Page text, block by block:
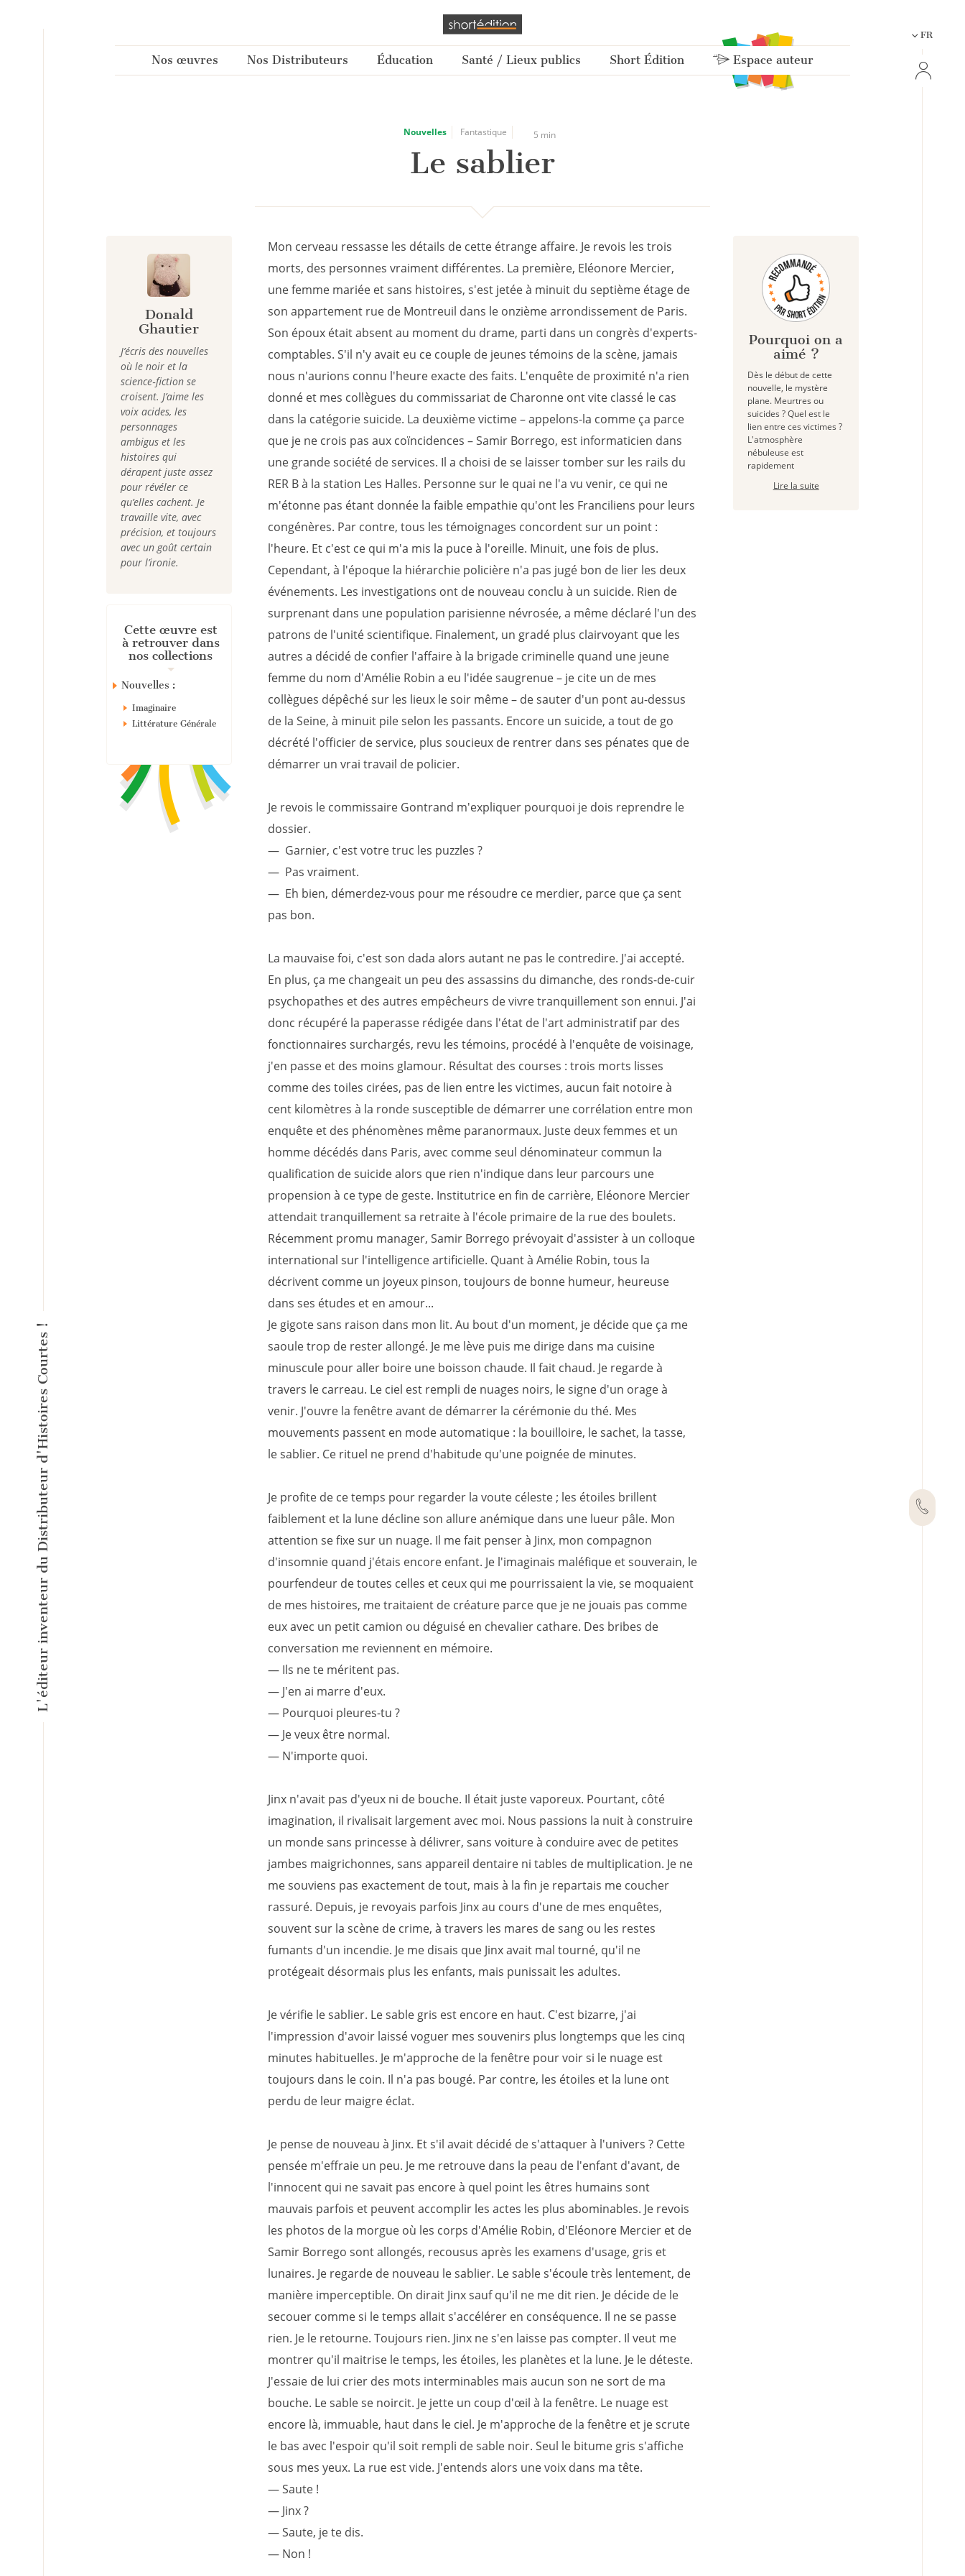
L'éditeur inventeur du Distributeur d'Histoires Courtes !
Nos œuvres Nos Distributeurs Éducation Santé / Lieux publics Short Édition Espace auteur
FR
Nouvelles Fantastique 5 min
Le sablier
Donald
Ghautier
J’écris des nouvelles
où le noir et la
science‑fiction se
croisent. J’aime les
voix acides, les
personnages
ambigus et les
histoires qui
dérapent juste assez
pour révéler ce
qu’elles cachent. Je
travaille vite, avec
précision, et toujours
avec un goût certain
pour l’ironie.
Cette œuvre est
à retrouver dans
nos collections
Nouvelles :
Imaginaire
Littérature Générale
Mon cerveau ressasse les détails de cette étrange affaire. Je revois les trois
morts, des personnes vraiment différentes. La première, Eléonore Mercier,
une femme mariée et sans histoires, s'est jetée à minuit du septième étage de
son appartement rue de Montreuil dans le onzième arrondissement de Paris.
Son époux était absent au moment du drame, parti dans un congrès d'experts-
comptables. S'il n'y avait eu ce couple de jeunes témoins de la scène, jamais
nous n'aurions connu l'heure exacte des faits. L'enquête de proximité n'a rien
donné et mes collègues du commissariat de Charonne ont vite classé le cas
dans la catégorie suicide. La deuxième victime – appelons-la comme ça parce
que je ne crois pas aux coïncidences – Samir Borrego, est informaticien dans
une grande société de services. Il a choisi de se laisser tomber sur les rails du
RER B à la station Les Halles. Personne sur le quai ne l'a vu venir, ce qui ne
m'étonne pas étant donnée la faible empathie qu'ont les Franciliens pour leurs
congénères. Par contre, tous les témoignages concordent sur un point :
l'heure. Et c'est ce qui m'a mis la puce à l'oreille. Minuit, une fois de plus.
Cependant, à l'époque la hiérarchie policière n'a pas jugé bon de lier les deux
événements. Les investigations ont de nouveau conclu à un suicide. Rien de
surprenant dans une population parisienne névrosée, a même déclaré l'un des
patrons de l'unité scientifique. Finalement, un gradé plus clairvoyant que les
autres a décidé de confier l'affaire à la brigade criminelle quand une jeune
femme du nom d'Amélie Robin a eu l'idée saugrenue – je cite un de mes
collègues dépêché sur les lieux le soir même – de sauter d'un pont au-dessus
de la Seine, à minuit pile selon les passants. Encore un suicide, a tout de go
décrété l'officier de service, plus soucieux de rentrer dans ses pénates que de
démarrer un vrai travail de policier.
Je revois le commissaire Gontrand m'expliquer pourquoi je dois reprendre le
dossier.
— Garnier, c'est votre truc les puzzles ?
— Pas vraiment.
— Eh bien, démerdez-vous pour me résoudre ce merdier, parce que ça sent
pas bon.
La mauvaise foi, c'est son dada alors autant ne pas le contredire. J'ai accepté.
En plus, ça me changeait un peu des assassins du dimanche, des ronds-de-cuir
psychopathes et des autres empêcheurs de vivre tranquillement son ennui. J'ai
donc récupéré la paperasse rédigée dans l'état de l'art administratif par des
fonctionnaires surchargés, revu les témoins, procédé à l'enquête de voisinage,
j'en passe et des moins glamour. Résultat des courses : trois morts lisses
comme des toiles cirées, pas de lien entre les victimes, aucun fait notoire à
cent kilomètres à la ronde susceptible de démarrer une corrélation entre mon
enquête et des phénomènes même paranormaux. Juste deux femmes et un
homme décédés dans Paris, avec comme seul dénominateur commun la
qualification de suicide alors que rien n'indique dans leur parcours une
propension à ce type de geste. Institutrice en fin de carrière, Eléonore Mercier
attendait tranquillement sa retraite à l'école primaire de la rue des boulets.
Récemment promu manager, Samir Borrego prévoyait d'assister à un colloque
international sur l'intelligence artificielle. Quant à Amélie Robin, tous la
décrivent comme un joyeux pinson, toujours de bonne humeur, heureuse
dans ses études et en amour...
Je gigote sans raison dans mon lit. Au bout d'un moment, je décide que ça me
saoule trop de rester allongé. Je me lève puis me dirige dans ma cuisine
minuscule pour aller boire une boisson chaude. Il fait chaud. Je regarde à
travers le carreau. Le ciel est rempli de nuages noirs, le signe d'un orage à
venir. J'ouvre la fenêtre avant de démarrer la cérémonie du thé. Mes
mouvements passent en mode automatique : la bouilloire, le sachet, la tasse,
le sablier. Ce rituel ne prend d'habitude qu'une poignée de minutes.
Je profite de ce temps pour regarder la voute céleste ; les étoiles brillent
faiblement et la lune décline son allure anémique dans une lueur pâle. Mon
attention se fixe sur un nuage. Il me fait penser à Jinx, mon compagnon
d'insomnie quand j'étais encore enfant. Je l'imaginais maléfique et souverain, le
pourfendeur de toutes celles et ceux qui me pourrissaient la vie, se moquaient
de mes histoires, me traitaient de créature parce que je ne jouais pas comme
eux avec un petit camion ou déguisé en chevalier cathare. Des bribes de
conversation me reviennent en mémoire.
— Ils ne te méritent pas.
— J'en ai marre d'eux.
— Pourquoi pleures-tu ?
— Je veux être normal.
— N'importe quoi.
Jinx n'avait pas d'yeux ni de bouche. Il était juste vaporeux. Pourtant, côté
imagination, il rivalisait largement avec moi. Nous passions la nuit à construire
un monde sans princesse à délivrer, sans voiture à conduire avec de petites
jambes maigrichonnes, sans appareil dentaire ni tables de multiplication. Je ne
me souviens pas exactement de tout, mais à la fin je repartais me coucher
rassuré. Depuis, je revoyais parfois Jinx au cours d'une de mes enquêtes,
souvent sur la scène de crime, à travers les mares de sang ou les restes
fumants d'un incendie. Je me disais que Jinx avait mal tourné, qu'il ne
protégeait désormais plus les enfants, mais punissait les adultes.
Je vérifie le sablier. Le sable gris est encore en haut. C'est bizarre, j'ai
l'impression d'avoir laissé voguer mes souvenirs plus longtemps que les cinq
minutes habituelles. Je m'approche de la fenêtre pour voir si le nuage est
toujours dans le coin. Il n'a pas bougé. Par contre, les étoiles et la lune ont
perdu de leur maigre éclat.
Je pense de nouveau à Jinx. Et s'il avait décidé de s'attaquer à l'univers ? Cette
pensée m'effraie un peu. Je me retrouve dans la peau de l'enfant d'avant, de
l'innocent qui ne savait pas encore à quel point les êtres humains sont
mauvais parfois et peuvent accomplir les actes les plus abominables. Je revois
les photos de la morgue où les corps d'Amélie Robin, d'Eléonore Mercier et de
Samir Borrego sont allongés, recousus après les examens d'usage, gris et
lunaires. Je regarde de nouveau le sablier. Le sable s'écoule très lentement, de
manière imperceptible. On dirait Jinx sauf qu'il ne me dit rien. Je décide de le
secouer comme si le temps allait s'accélérer en conséquence. Il ne se passe
rien. Je le retourne. Toujours rien. Jinx ne s'en laisse pas compter. Il veut me
montrer qu'il maitrise le temps, les étoiles, les planètes et la lune. Je le déteste.
J'essaie de lui crier des mots interminables mais aucun son ne sort de ma
bouche. Le sable se noircit. Je jette un coup d'œil à la fenêtre. Le nuage est
encore là, immuable, haut dans le ciel. Je m'approche de la fenêtre et je scrute
le bas avec l'espoir qu'il soit rempli de sable noir. Seul le bitume gris s'affiche
sous mes yeux. La rue est vide. J'entends alors une voix dans ma tête.
— Saute !
— Jinx ?
— Saute, je te dis.
— Non !
Pourquoi on a
aimé ?
Dès le début de cette
nouvelle, le mystère
plane. Meurtres ou
suicides ? Quel est le
lien entre ces victimes ?
L'atmosphère
nébuleuse est
rapidement
Lire la suite